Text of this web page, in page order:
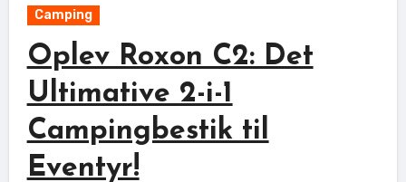
Camping
Oplev Roxon C2: Det
Ultimative 2-i-1
Campingbestik til
Eventyr!